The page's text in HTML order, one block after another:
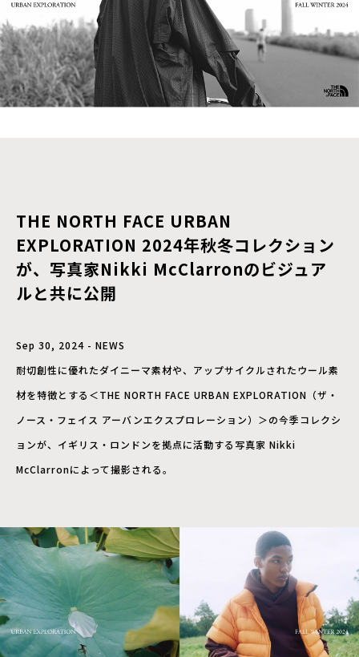
THE NORTH FACE URBAN
EXPLORATION 2024年秋冬コレクション
が、写真家Nikki McClarronのビジュア
ルと共に公開
Sep 30, 2024 - NEWS
耐切創性に優れたダイニーマ素材や、アップサイクルされたウール素
材を特徴とする＜THE NORTH FACE URBAN EXPLORATION（ザ・
ノース・フェイス アーバンエクスプロレーション）＞の今季コレクシ
ョンが、イギリス・ロンドンを拠点に活動する写真家 Nikki
McClarronによって撮影される。